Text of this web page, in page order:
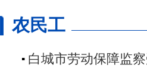
农民工
▪ 白城市劳动保障监